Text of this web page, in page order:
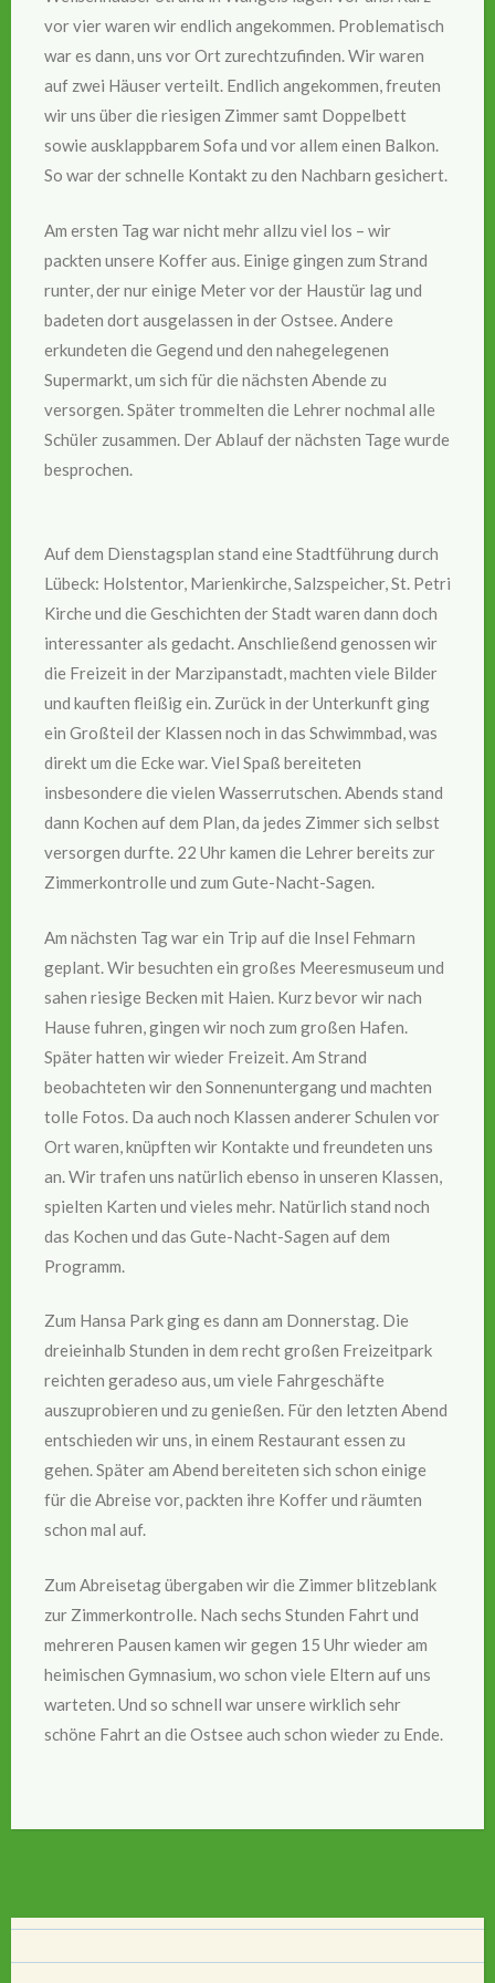
vor vier waren wir endlich angekommen. Problematisch
war es dann, uns vor Ort zurechtzufinden. Wir waren
auf zwei Häuser verteilt. Endlich angekommen, freuten
wir uns über die riesigen Zimmer samt Doppelbett
sowie ausklappbarem Sofa und vor allem einen Balkon.
So war der schnelle Kontakt zu den Nachbarn gesichert.
Am ersten Tag war nicht mehr allzu viel los – wir
packten unsere Koffer aus. Einige gingen zum Strand
runter, der nur einige Meter vor der Haustür lag und
badeten dort ausgelassen in der Ostsee. Andere
erkundeten die Gegend und den nahegelegenen
Supermarkt, um sich für die nächsten Abende zu
versorgen. Später trommelten die Lehrer nochmal alle
Schüler zusammen. Der Ablauf der nächsten Tage wurde
besprochen.
Auf dem Dienstagsplan stand eine Stadtführung durch
Lübeck: Holstentor, Marienkirche, Salzspeicher, St. Petri
Kirche und die Geschichten der Stadt waren dann doch
interessanter als gedacht. Anschließend genossen wir
die Freizeit in der Marzipanstadt, machten viele Bilder
und kauften fleißig ein. Zurück in der Unterkunft ging
ein Großteil der Klassen noch in das Schwimmbad, was
direkt um die Ecke war. Viel Spaß bereiteten
insbesondere die vielen Wasserrutschen. Abends stand
dann Kochen auf dem Plan, da jedes Zimmer sich selbst
versorgen durfte. 22 Uhr kamen die Lehrer bereits zur
Zimmerkontrolle und zum Gute-Nacht-Sagen.
Am nächsten Tag war ein Trip auf die Insel Fehmarn
geplant. Wir besuchten ein großes Meeresmuseum und
sahen riesige Becken mit Haien. Kurz bevor wir nach
Hause fuhren, gingen wir noch zum großen Hafen.
Später hatten wir wieder Freizeit. Am Strand
beobachteten wir den Sonnenuntergang und machten
tolle Fotos. Da auch noch Klassen anderer Schulen vor
Ort waren, knüpften wir Kontakte und freundeten uns
an. Wir trafen uns natürlich ebenso in unseren Klassen,
spielten Karten und vieles mehr. Natürlich stand noch
das Kochen und das Gute-Nacht-Sagen auf dem
Programm.
Zum Hansa Park ging es dann am Donnerstag. Die
dreieinhalb Stunden in dem recht großen Freizeitpark
reichten geradeso aus, um viele Fahrgeschäfte
auszuprobieren und zu genießen. Für den letzten Abend
entschieden wir uns, in einem Restaurant essen zu
gehen. Später am Abend bereiteten sich schon einige
für die Abreise vor, packten ihre Koffer und räumten
schon mal auf.
Zum Abreisetag übergaben wir die Zimmer blitzeblank
zur Zimmerkontrolle. Nach sechs Stunden Fahrt und
mehreren Pausen kamen wir gegen 15 Uhr wieder am
heimischen Gymnasium, wo schon viele Eltern auf uns
warteten. Und so schnell war unsere wirklich sehr
schöne Fahrt an die Ostsee auch schon wieder zu Ende.